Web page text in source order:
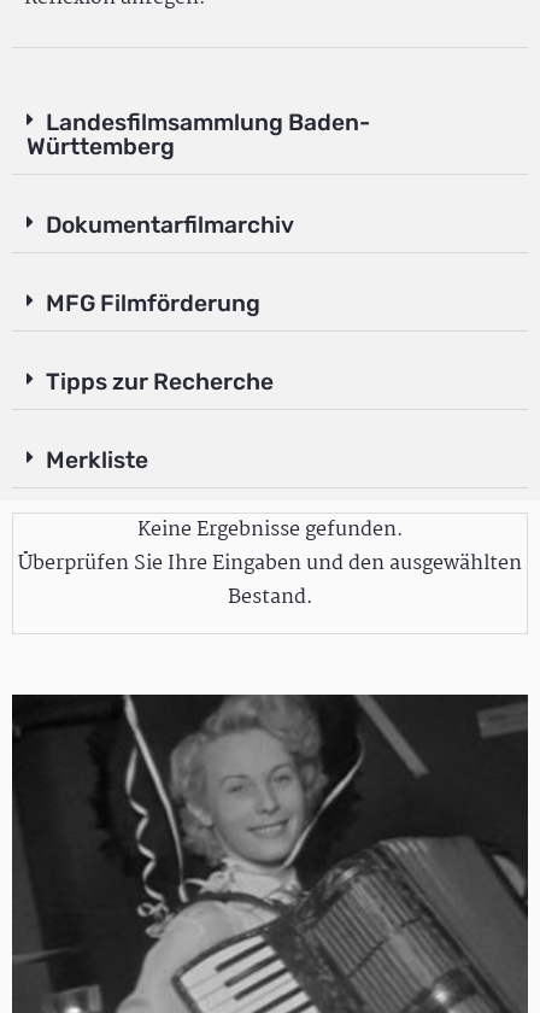
Landesfilmsammlung Baden-
Württemberg
Dokumentarfilmarchiv
MFG Filmförderung
Tipps zur Recherche
Merkliste
Keine Ergebnisse gefunden.
Überprüfen Sie Ihre Eingaben und den ausgewählten
Bestand.